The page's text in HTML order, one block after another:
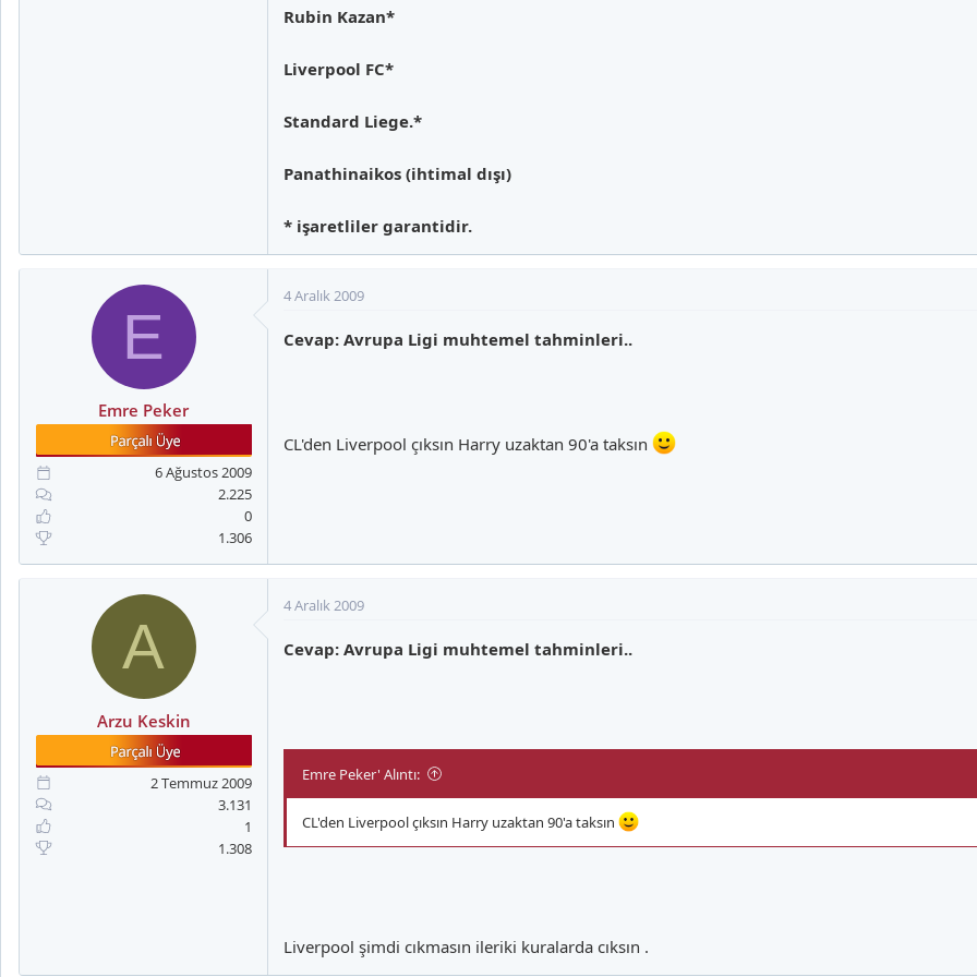
Rubin Kazan*
Liverpool FC*
Standard Liege.*
Panathinaikos (ihtimal dışı)
* işaretliler garantidir.
E
Emre Peker
6 Ağustos 2009
2.225
0
1.306
4 Aralık 2009
Cevap: Avrupa Ligi muhtemel tahminleri..
CL'den Liverpool çıksın Harry uzaktan 90'a taksın
A
Arzu Keskin
2 Temmuz 2009
3.131
1
1.308
4 Aralık 2009
Cevap: Avrupa Ligi muhtemel tahminleri..
Emre Peker' Alıntı:
CL'den Liverpool çıksın Harry uzaktan 90'a taksın
Liverpool şimdi cıkmasın ileriki kuralarda cıksın .